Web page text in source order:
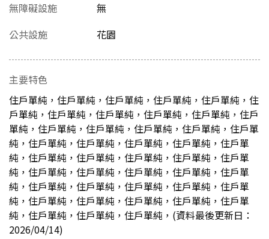
無障礙設施
無
公共設施
花園
主要特色
住戶單純，住戶單純，住戶單純，住戶單純，住戶單純，住
戶單純，住戶單純，住戶單純，住戶單純，住戶單純，住戶
單純，住戶單純，住戶單純，住戶單純，住戶單純，住戶單
純，住戶單純，住戶單純，住戶單純，住戶單純，住戶單
純，住戶單純，住戶單純，住戶單純，住戶單純，住戶單
純，住戶單純，住戶單純，住戶單純，住戶單純，住戶單
純，住戶單純，住戶單純，住戶單純，住戶單純，住戶單
純，住戶單純，住戶單純，住戶單純，住戶單純，住戶單
純，住戶單純，住戶單純，住戶單純，(資料最後更新日：
2026/04/14)